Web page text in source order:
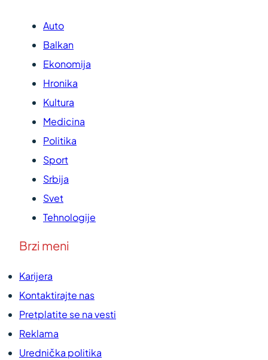
Auto
Balkan
Ekonomija
Hronika
Kultura
Medicina
Politika
Sport
Srbija
Svet
Tehnologije
Brzi meni
Karijera
Kontaktirajte nas
Pretplatite se na vesti
Reklama
Urednička politika